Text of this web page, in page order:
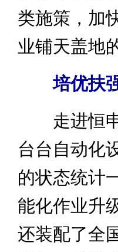
类施策，加
业铺天盖地
培优扶
走进恒申
台台自动化
的状态统计
能化作业升
还装配了全